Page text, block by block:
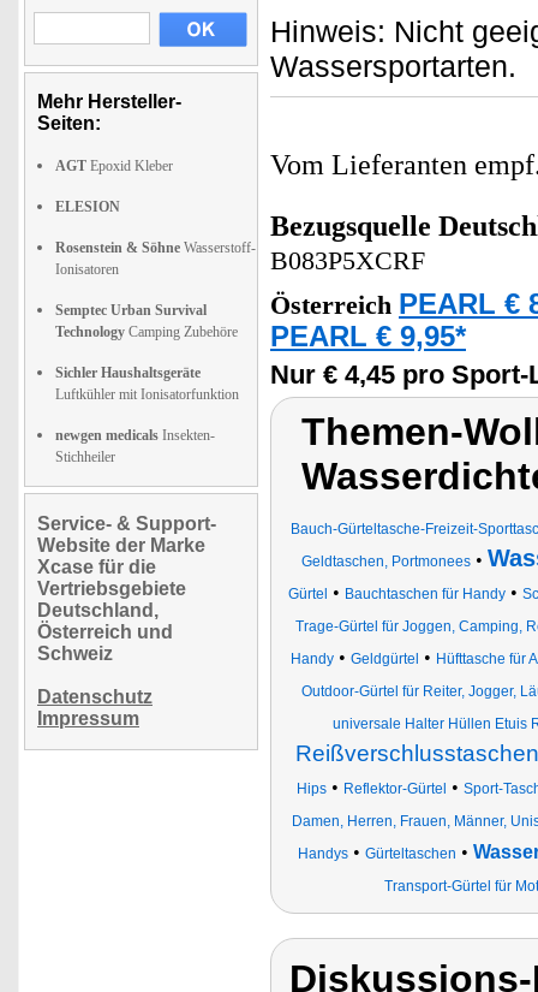
Mehr Hersteller-
Seiten:
AGT Epoxid Kleber
ELESION
Rosenstein & Söhne Wasserstoff-
Ionisatoren
Semptec Urban Survival
Technology Camping Zubehöre
Sichler Haushaltsgeräte
Luftkühler mit Ionisatorfunktion
newgen medicals Insekten-
Stichheiler
Service- & Support-
Website der Marke
Xcase für die
Vertriebsgebiete
Deutschland,
Österreich und
Schweiz
Datenschutz
Impressum
Hinweis: Nicht
Wassersportarten.
Vom Lieferanten
Bezugsquelle
B083P5XCRF
Österreich PEARL €
PEARL € 9,95*
Nur € 4,45 pro
Themen-
Bauch-Gürteltasche-Freizeit-
Geldtaschen, Portmonees •
Gürtel • Bauchtaschen für Handy •
Trage-Gürtel für Joggen, Camping,
Handy • Geldgürtel • Hüfttasche für
Outdoor-Gürtel für Reiter, Jogger,
universale Halter Hüllen Etuis
Reißverschlusstaschen
Hips• Reflektor-Gürtel • Sport-
Damen, Herren, Frauen, Männer,
Handys • Gürteltaschen •
Transport-Gürtel für